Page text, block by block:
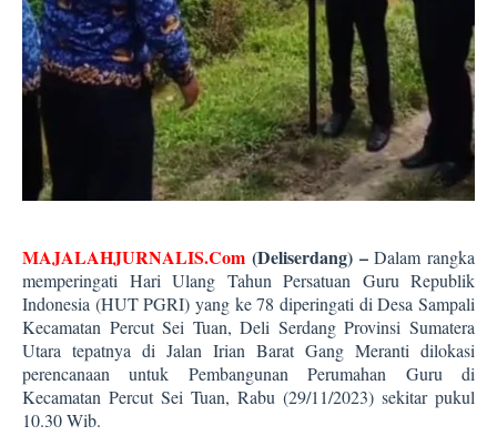
MAJALAHJURNALIS.Com (Deliserdang) –Dalam rangka
memperingati Hari Ulang Tahun Persatuan Guru Republik
Indonesia (HUT PGRI) yang ke 78 diperingati di Desa Sampali
Kecamatan Percut Sei Tuan, Deli Serdang Provinsi Sumatera
Utara tepatnya di Jalan Irian Barat Gang Meranti dilokasi
perencanaan untuk Pembangunan Perumahan Guru di
Kecamatan Percut Sei Tuan, Rabu (29/11/2023) sekitar pukul
10.30 Wib.